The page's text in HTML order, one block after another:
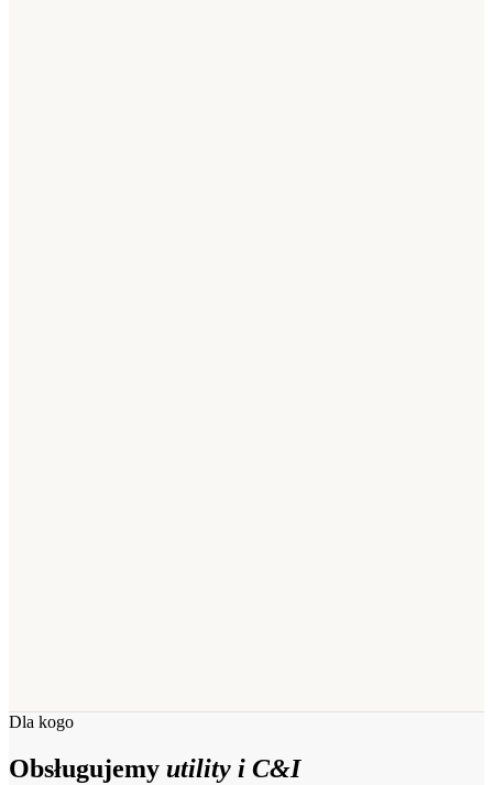
Dla kogo
Obsługujemy utility i C&I